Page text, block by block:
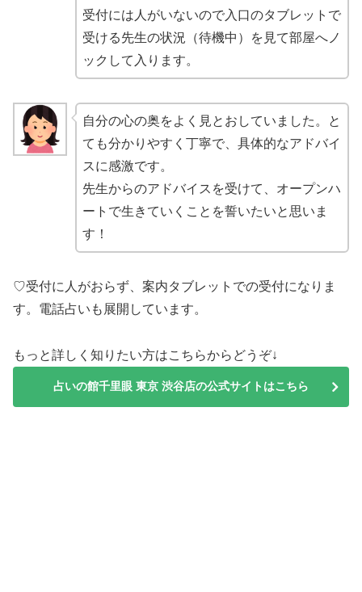
受付には人がいないので入口のタブレットで
受ける先生の状況（待機中）を見て部屋へノ
ックして入ります。
自分の心の奥をよく見とおしていました。と
ても分かりやすく丁寧で、具体的なアドバイ
スに感激です。
先生からのアドバイスを受けて、オープンハ
ートで生きていくことを誓いたいと思いま
す！
♡受付に人がおらず、案内タブレットでの受付になりま
す。電話占いも展開しています。
もっと詳しく知りたい方はこちらからどうぞ↓
占いの館千里眼 東京 渋谷店の公式サイトはこちら